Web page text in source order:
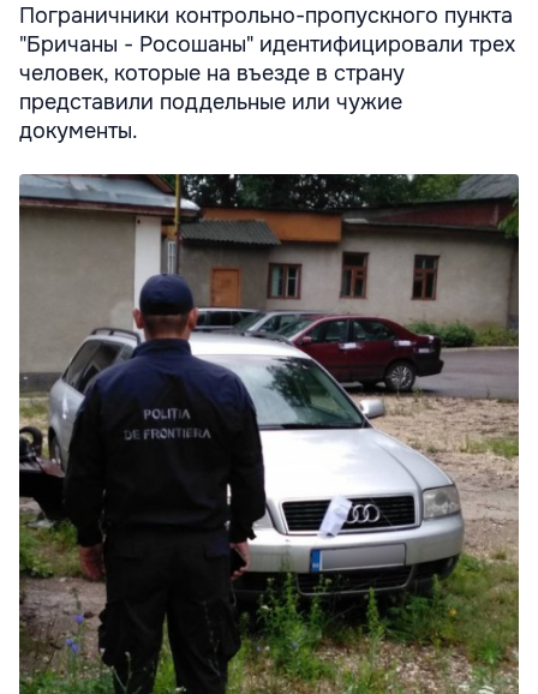
Пограничники контрольно-пропускного пункта
"Бричаны - Росошаны" идентифицировали трех
человек, которые на въезде в страну
представили поддельные или чужие
документы.